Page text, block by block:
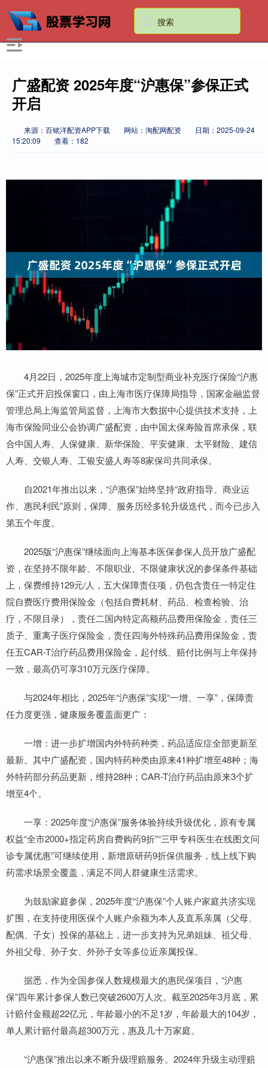
广盛配资 2025年度“沪惠保”参保正式
开启
来源：百铭洋配资APP下载 网站：淘配网配资
日期：2025-09-24
15:20:09
查看：182
4月22日，2025年度上海城市定制型商业补充医疗保险“沪惠
保”正式开启投保窗口，由上海市医疗保障局指导，国家金融监督
管理总局上海监管局监督，上海市大数据中心提供技术支持，上
海市保险同业公会协调广盛配资，由中国太保寿险首席承保，联
合中国人寿、人保健康、新华保险、平安健康、太平财险、建信
人寿、交银人寿、工银安盛人寿等8家保司共同承保。
自2021年推出以来，“沪惠保”始终坚持“政府指导、商业运
作、惠民利民”原则，保障、服务历经多轮升级迭代，而今已步入
第五个年度。
2025版“沪惠保”继续面向上海基本医保参保人员开放广盛配
资，在坚持不限年龄、不限职业、不限健康状况的参保条件基础
上，保费维持129元/人，五大保障责任项，仍包含责任一特定住
院自费医疗费用保险金（包括自费耗材、药品、检查检验、治
疗，不限目录），责任二国内特定高额药品费用保险金，责任三
质子、重离子医疗保险金，责任四海外特殊药品费用保险金，责
任五CAR-T治疗药品费用保险金，起付线、赔付比例与上年保持
一致，最高仍可享310万元医疗保障。
与2024年相比，2025年“沪惠保”实现“一增、一享”，保障责
任力度更强，健康服务覆盖面更广：
一增：进一步扩增国内外特药种类，药品适应症全部更新至
最新。其中广盛配资，国内特药种类由原来41种扩增至48种；海
外特药部分药品更新，维持28种；CAR-T治疗药品由原来3个扩
增至4个。
一享：2025年度“沪惠保”服务体验持续升级优化，原有专属
权益“全市2000+指定药房自费购药9折”“三甲专科医生在线图文问
诊专属优惠”可继续使用，新增原研药9折保供服务，线上线下购
药需求场景全覆盖，满足不同人群健康生活需求。
为鼓励家庭参保，2025年度“沪惠保”个人账户家庭共济实现
扩围，在支持使用医保个人账户余额为本人及直系亲属（父母、
配偶、子女）投保的基础上，进一步支持为兄弟姐妹、祖父母、
外祖父母、孙子女、外孙子女等多位近亲属投保。
据悉，作为全国参保人数规模最大的惠民保项目，“沪惠
保”四年累计参保人数已突破2600万人次。截至2025年3月底，累
计赔付金额超22亿元，年龄最小的不足1岁，年龄最大的104岁，
单人累计赔付最高超300万元，惠及几十万家庭。
“沪惠保”推出以来不断升级理赔服务。2024年升级主动理赔